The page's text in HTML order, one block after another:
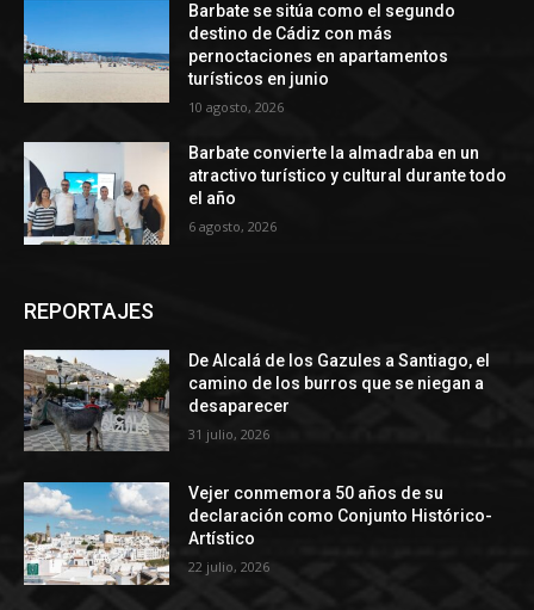
Barbate se sitúa como el segundo
destino de Cádiz con más
pernoctaciones en apartamentos
turísticos en junio
10 agosto, 2026
Barbate convierte la almadraba en un
atractivo turístico y cultural durante todo
el año
6 agosto, 2026
REPORTAJES
De Alcalá de los Gazules a Santiago, el
camino de los burros que se niegan a
desaparecer
31 julio, 2026
Vejer conmemora 50 años de su
declaración como Conjunto Histórico-
Artístico
22 julio, 2026